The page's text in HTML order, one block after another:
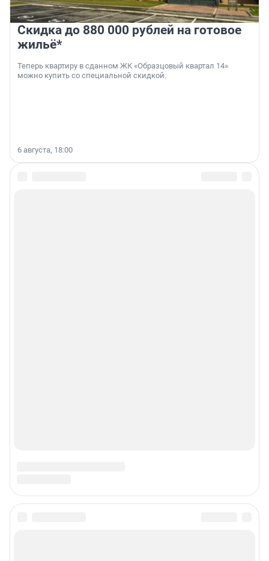
Скидка до 880 000 рублей на готовое
жильё*
Теперь квартиру в сданном ЖК «Образцовый квартал 14»
можно купить со специальной скидкой.
6 августа, 18:00